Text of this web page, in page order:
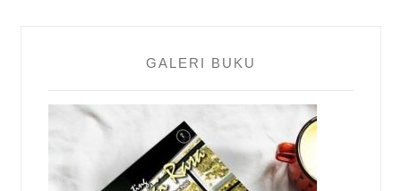
GALERI BUKU